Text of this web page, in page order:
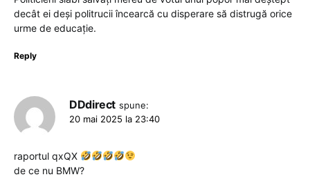
decât ei deși politrucii încearcă cu disperare să distrugă orice
urme de educație.
Reply
DDdirect spune:
20 mai 2025 la 23:40
raportul qxQX
de ce nu BMW?